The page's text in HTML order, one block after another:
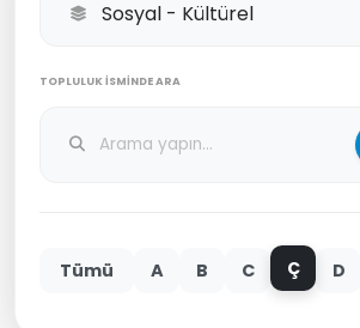
TOPLULUK İSMINDE ARA
Tümü A B C Ç D